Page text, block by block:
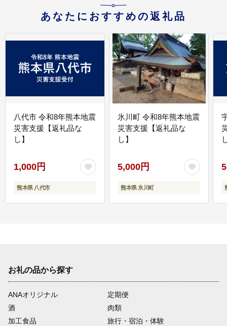
あなたにおすすめの返礼品
八代市 令和8年熊本地震
災害支援【返礼品な
し】
1,000円
熊本県 八代市
氷川町 令和8年熊本地震
災害支援【返礼品な
し】
5,000円
熊本県 氷川町
お礼の品から探す
ANAオリジナル
定期便
酒
肉類
加工食品
旅行・宿泊・体験